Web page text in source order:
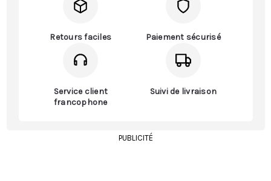
Retours faciles Paiement sécurisé
Service client
francophone
Suivi de livraison
PUBLICITÉ